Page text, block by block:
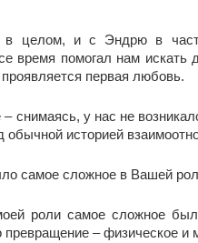
в целом, и с Эндрю в
время помогал нам искать
первая любовь.
снимаясь, у нас не
обычной историей
самое сложное в Вашей
роли самое сложное
превращение – физическое